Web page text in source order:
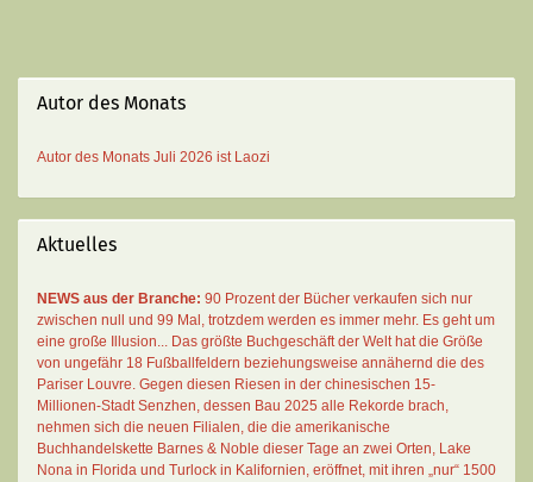
Autor des Monats
Autor des Monats Juli 2026 ist Laozi
Aktuelles
NEWS aus der Branche: 90 Prozent der Bücher verkaufen sich nur
zwischen null und 99 Mal , trotzdem werden es immer mehr. Es geht um
eine große Illusion... Das größte Buchgeschäft der Welt hat die Größe
von ungefähr 18 Fußballfeldern beziehungsweise annähernd die des
Pariser Louvre. Gegen diesen Riesen in der chinesischen 15-
Millionen-Stadt Senzhen, dessen Bau 2025 alle Rekorde brach,
nehmen sich die neuen Filialen, die die amerikanische
Buchhandelskette Barnes & Noble dieser Tage an zwei Orten, Lake
Nona in Florida und Turlock in Kalifornien, eröffnet, mit ihren „nur“ 1500